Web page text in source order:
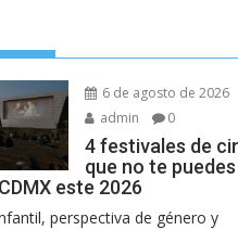
6 de agosto de 2026
admin
0
4 festivales de
que no te puedes
este 2026
perspectiva de género y